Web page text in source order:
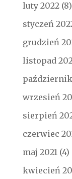
luty 2022(8)
styczeń
grudzień
listopad
październik
wrzesień
sierpień
czerwiec
maj 2021(4)
kwiecień